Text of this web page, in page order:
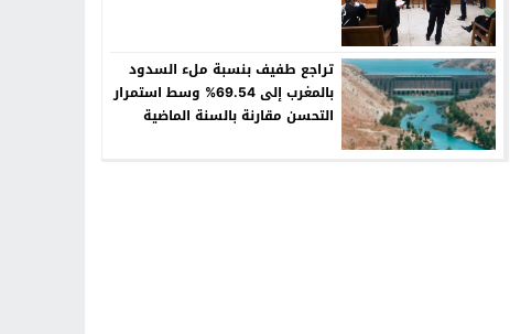
تراجع طفيف بنسبة ملء السدود
بالمغرب إلى 69.54% وسط استمرار
التحسن مقارنة بالسنة الماضية